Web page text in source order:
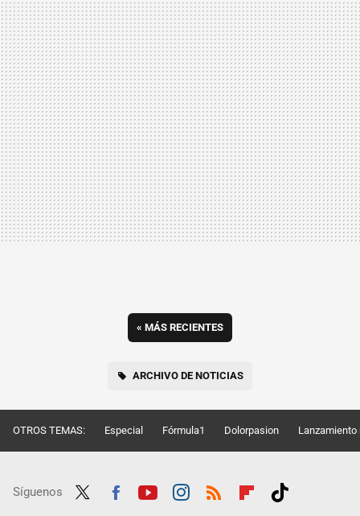
« MÁS RECIENTES
ARCHIVO DE NOTICIAS
OTROS TEMAS: Especial Fórmula1 Dolorpasion Lanzamiento
Síguenos